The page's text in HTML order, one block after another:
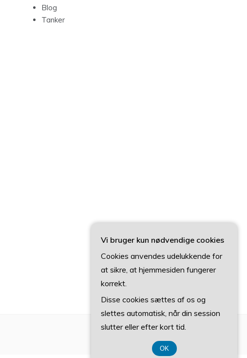
Blog
Tanker
Vi bruger kun nødvendige cookies
Cookies anvendes udelukkende for
at sikre, at hjemmesiden fungerer
korrekt.
Disse cookies sættes af os og
slettes automatisk, når din session
slutter eller efter kort tid.
OK